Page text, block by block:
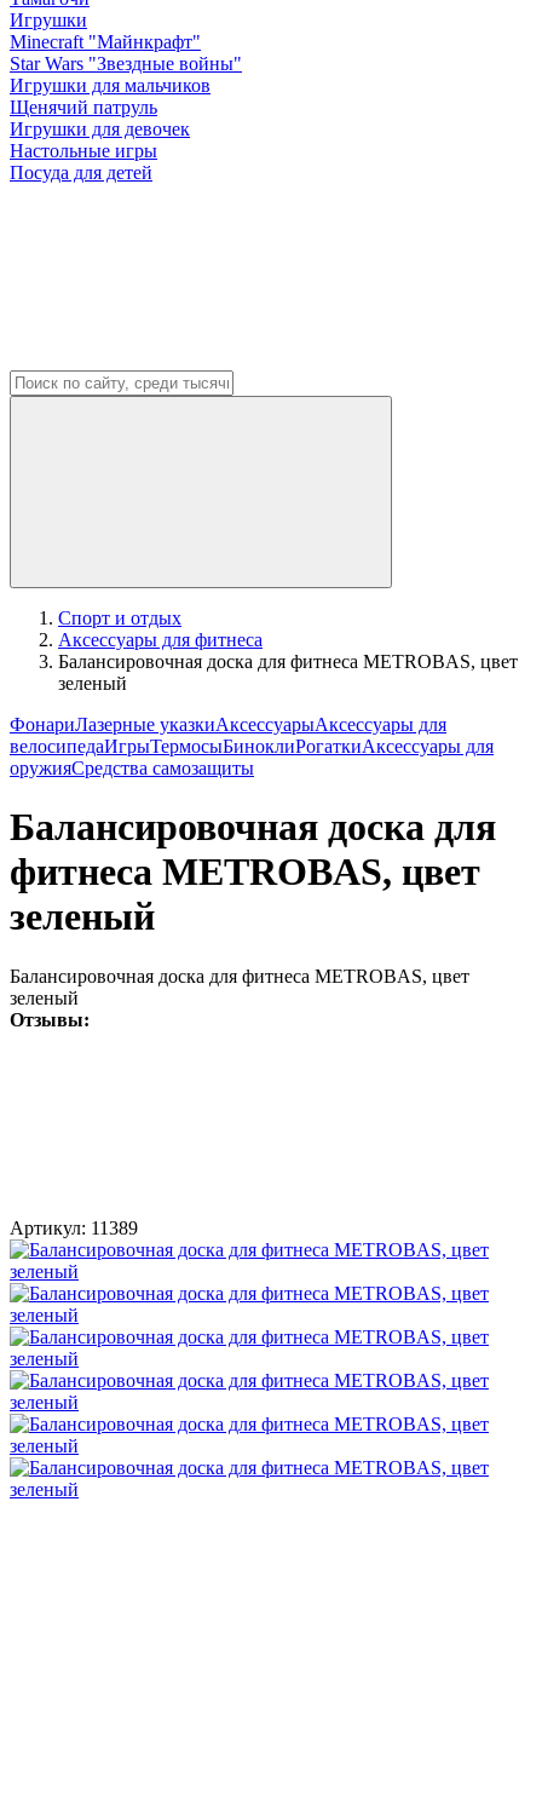
Игрушки
Minecraft "Майнкрафт"
Star Wars "Звездные войны"
Игрушки для мальчиков
Щенячий патруль
Игрушки для девочек
Настольные игры
Посуда для детей
Спорт и отдых
Аксессуары для фитнеса
Балансировочная доска для фитнеса METROBAS, цвет
зеленый
ФонариЛазерные указкиАксессуарыАксессуары для
велосипедаИгрыТермосыБиноклиРогаткиАксессуары для
оружияСредства самозащиты
Балансировочная доска для
фитнеса METROBAS, цвет
зеленый
Балансировочная доска для фитнеса METROBAS, цвет
зеленый
Отзывы:
Артикул: 11389